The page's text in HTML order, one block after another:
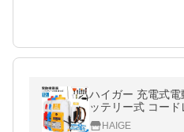
ハイガー 充電式
ッテリー式 コード
S12L 1年保証
HAIGE